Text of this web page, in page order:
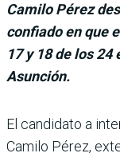
Camilo Pérez
confiado en que
17 y 18 de los
Asunción.
El candidato a
Camilo Pérez,